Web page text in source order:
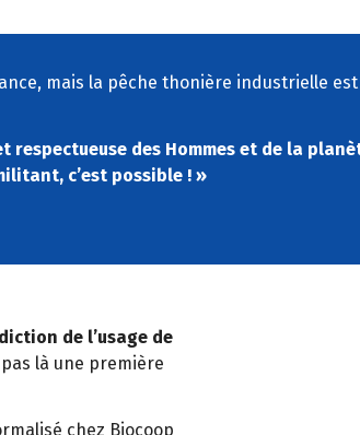
mais la pêche thonière industrielle
respectueuse des Hommes et de la
c’est possible ! »
de l’usage de
pas là une première
chez Biocoop